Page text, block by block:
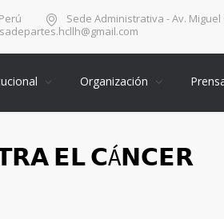
Sede Administrativa - Av.
Organización
𝗘𝗟 𝗖Á𝗡𝗖𝗘𝗥